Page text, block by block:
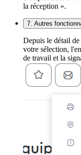
la réception ».
7. Autres
Depuis le détail
votre sélection,
de travail et la